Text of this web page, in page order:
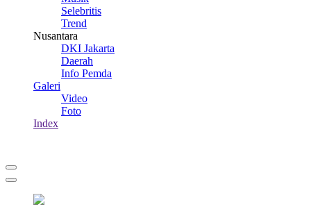
Selebritis
Trend
Nusantara
DKI Jakarta
Daerah
Info Pemda
Galeri
Video
Foto
Index